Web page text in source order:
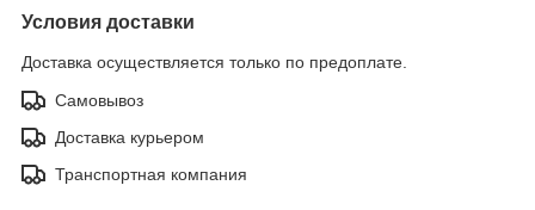
Условия доставки
Доставка осуществляется только по предоплате.
Самовывоз
Доставка курьером
Транспортная компания